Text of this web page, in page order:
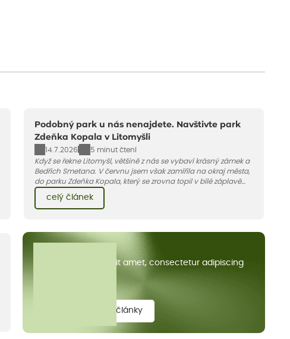
Podobný park u nás nenajdete. Navštivte park
Zdeňka Kopala v Litomyšli
14.7.2026
5 minut čtení
Když se řekne Litomyšl, většině z nás se vybaví krásný zámek a
Bedřich Smetana. V červnu jsem však zamířila na okraj města,
do parku Zdeňka Kopala, který se zrovna topil v bílé záplavě
kvetoucích kopretin. Fotky řeknou víc než slova, přidávám k
nim pár řádků o tom, jak tento jedinečný kus krajiny vznikl.
celý článek
Lorem ipsum dolor sit amet, consectetur adipiscing
zobrazit všechny články